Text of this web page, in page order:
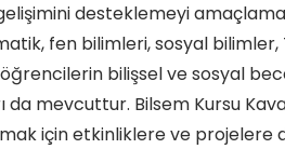
desteklemeyi
fen bilimleri, sosyal
bilişsel ve sosyal
da mevcuttur. Bilsem Kursu
için etkinliklere ve projelere